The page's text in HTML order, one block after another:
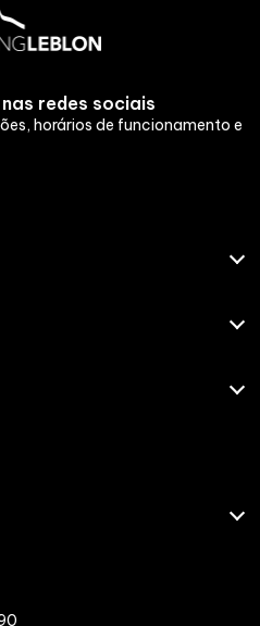
redes sociais
horários de funcionamento e